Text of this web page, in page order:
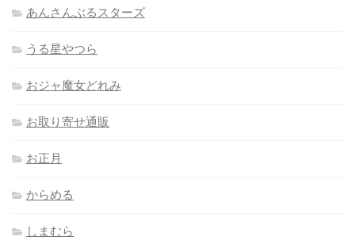
あんさんぶるスターズ
うる星やつら
おジャ魔女どれみ
お取り寄せ通販
お正月
からめる
しまむら